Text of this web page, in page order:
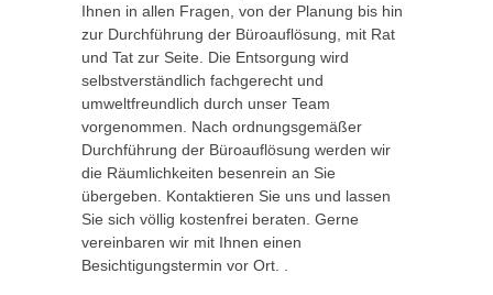
Ihnen in allen Fragen, von der Planung bis hin
zur Durchführung der Büroauflösung, mit Rat
und Tat zur Seite. Die Entsorgung wird
selbstverständlich fachgerecht und
umweltfreundlich durch unser Team
vorgenommen. Nach ordnungsgemäßer
Durchführung der Büroauflösung werden wir
die Räumlichkeiten besenrein an Sie
übergeben. Kontaktieren Sie uns und lassen
Sie sich völlig kostenfrei beraten. Gerne
vereinbaren wir mit Ihnen einen
Besichtigungstermin vor Ort. .